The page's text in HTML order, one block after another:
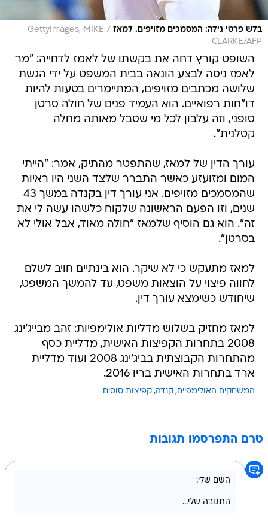
בלש פרטי גילה: המסמכים מזויפים. למאז /
GettyImages, MIKE
CLARKE/AFP
השופט קורץ דחה את בקשתו של לאמז לדחייה: "מר
לאמז ניסה לבצע הונאה בבית המשפט על ידי הגשת
שלושה מכתבים מזויפים, המתיימרים בטעות להיות
דו"חות רפואיים. הוא העמיד פנים של חולה סרטן
סופני, וזה עלבון לכל מי שסבל מאותה מחלה
קטלנית".
עורך הדין של למאז, שהתפטר מהתיק, אמר: "הייתי
המום ומזועזע כאשר התברר שלצד השני היו ראיות
שהמסמכים מזויפים. אני עורך דין בקנדה במשך 43
שנים, וזו הפעם הראשונה שלקוח כלשהו עשה לי את
זה". הוא גם הוסיף שלמאז "חולה מאוד, אבל אולי לא
בסרטן".
למאז מתעקש כי לא שיקר. הוא בינתיים חויב לשלם
לחווה פיצוי על הוצאות משפט, עד להמשך המשפט,
שיחודש כשימצא עורך דין.
למאז מחזיק בשלוש מדליות אולימפיות: זהב מבייג'ינג
2008 בתחרות הקפיצות האישית, מדליית כסף
מהתחרות הקבוצתית בביג'ינג 2008 ועוד מדליית
ארד בתחרות האישית בריו 2016.
המשחקים האולימפיים קנדה קפיצות סוסים
טרם התפרסמו תגובות